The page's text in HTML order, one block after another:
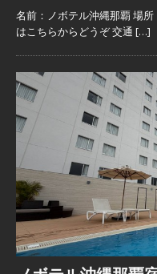
名前：ノボテル沖縄那覇 場
はこちらからどうぞ 交通 […]